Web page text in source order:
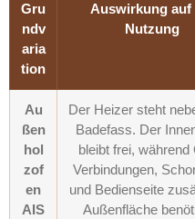
Gru
ndv
aria
tion
Auswirkung auf
Nutzung
Au
ßen
hol
zof
en
AIS
Der Heizer steht
Badefass. Der
bleibt frei, während
Verbindungen,
und Bedienseite
Außenfläche